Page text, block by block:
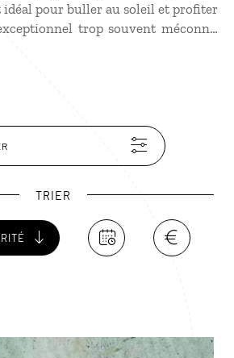
idéal pour buller au soleil et profiter
trop souvent méconnu
du Vent. À ne pas manquer lors de
TRIER